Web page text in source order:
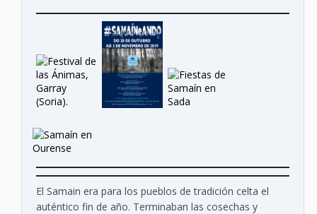
El Samain era para los pueblos de tradición celta el
auténtico fin de año. Terminaban las cosechas y